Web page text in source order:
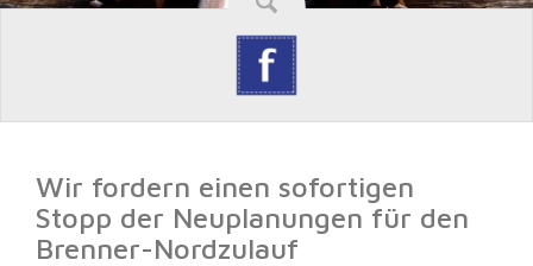
Wir fordern einen sofortigen
Stopp der Neuplanungen für den
Brenner-Nordzulauf